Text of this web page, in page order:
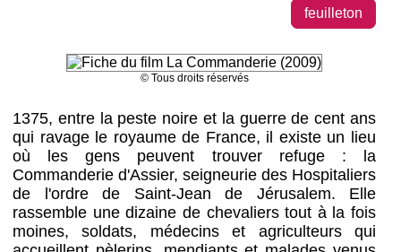
feuilleton
© Tous droits réservés
1375, entre la peste noire et la guerre de cent ans
qui ravage le royaume de France, il existe un lieu
où les gens peuvent trouver refuge : la
Commanderie d'Assier, seigneurie des Hospitaliers
de l'ordre de Saint-Jean de Jérusalem. Elle
rassemble une dizaine de chevaliers tout à la fois
moines, soldats, médecins et agriculteurs qui